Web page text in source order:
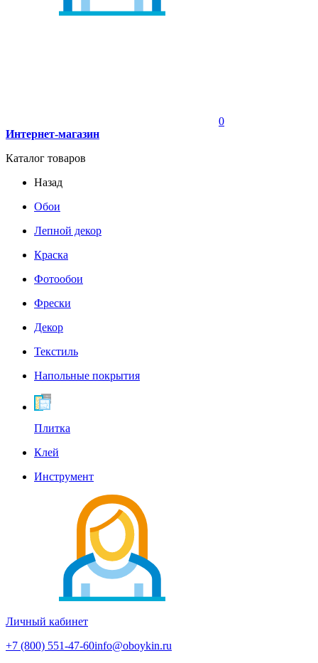
0
Интернет-магазин
Каталог товаров
Назад
Обои
Лепной декор
Краска
Фотообои
Фрески
Декор
Текстиль
Напольные покрытия
Плитка
Клей
Инструмент
Личный кабинет
+7 (800) 551-47-60info@oboykin.ru